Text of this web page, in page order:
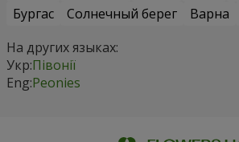
Бургас
Солнечный берег Варна
На других языках:
Укр:Півонії
Eng:Peonies